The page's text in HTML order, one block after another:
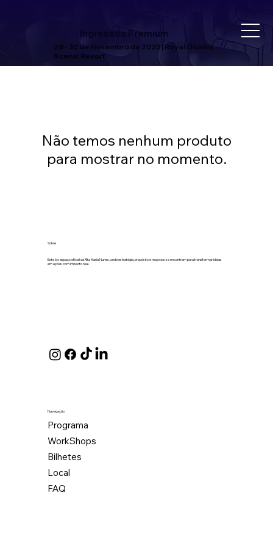
Ingressos Premium
28 - 30 de Novembro de 2025 | Royal Óbidos
Scenic Resort
Não temos nenhum produto
para mostrar no momento.
Sobre
Este é o espaço oficial da Rita Maria Nunes, onde estratégia, propósito e negócios se encontram para transformar ideias
em ações com impacto real.
Navegação
Programa
WorkShops
Bilhetes
Local
FAQ